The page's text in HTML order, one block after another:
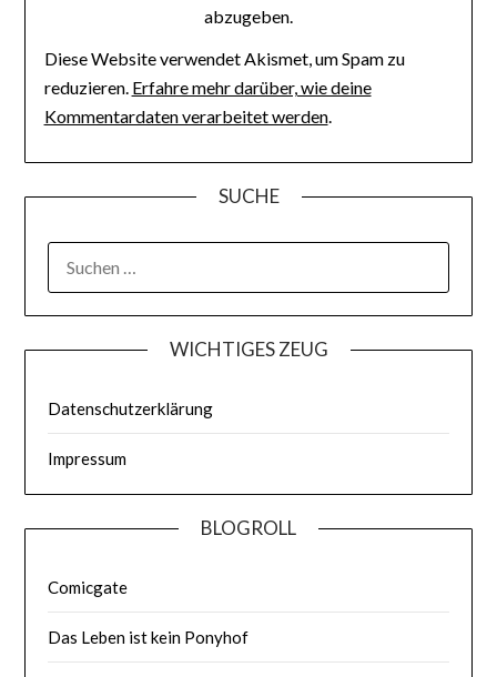
abzugeben.
Diese Website verwendet Akismet, um Spam zu
reduzieren. Erfahre mehr darüber, wie deine
Kommentardaten verarbeitet werden.
SUCHE
WICHTIGES ZEUG
Datenschutzerklärung
Impressum
BLOGROLL
Comicgate
Das Leben ist kein Ponyhof